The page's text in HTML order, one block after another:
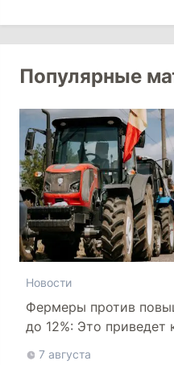
Популярные
Новости
Фермеры против
до 12%: Это приведет
7 августа